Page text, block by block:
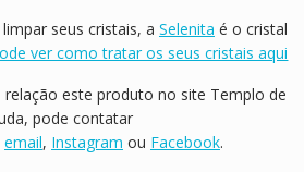
seus cristais, a Selenita é o cristal
ver como tratar os seus cristais aqui
relação este produto no site Templo de
pode contatar
email, Instagram ou Facebook.